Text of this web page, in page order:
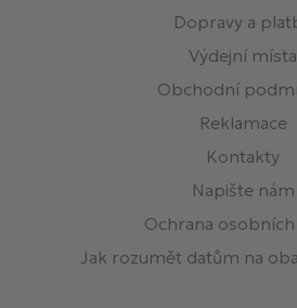
Dopravy a
Výdejní místa
Obchodní
Reklamace
Kontakty
Napište nám
Ochrana osobních
Jak rozumět datům na